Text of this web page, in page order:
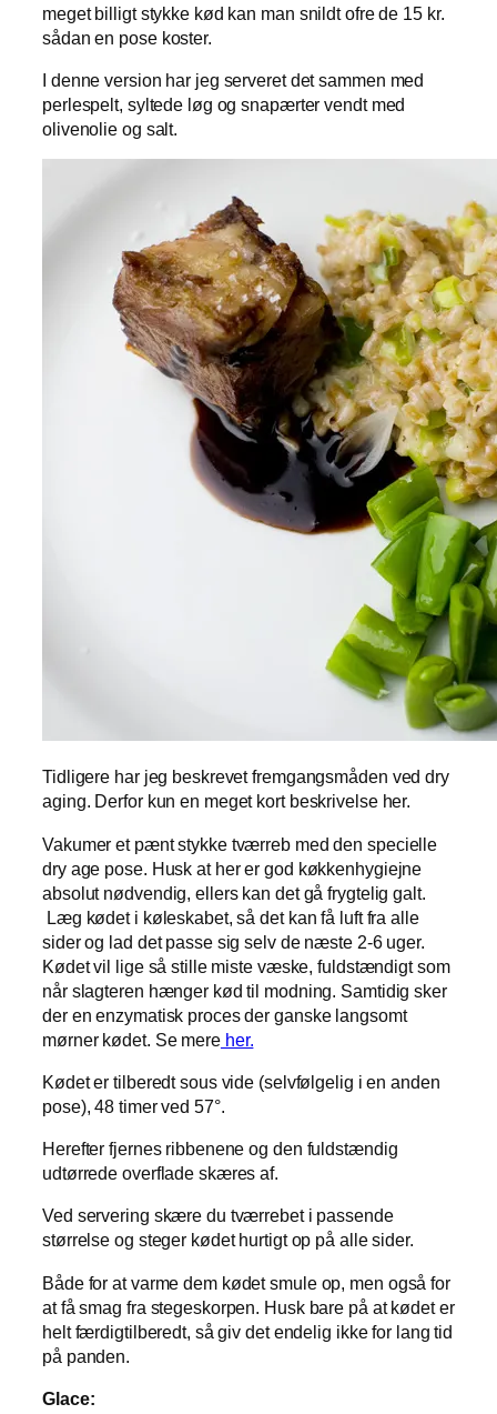
meget billigt stykke kød kan man snildt ofre de 15 kr.
sådan en pose koster.
I denne version har jeg serveret det sammen med
perlespelt, syltede løg og snapærter vendt med
olivenolie og salt.
Tidligere har jeg beskrevet fremgangsmåden ved dry
aging. Derfor kun en meget kort beskrivelse her.
Vakumer et pænt stykke tværreb med den specielle
dry age pose. Husk at her er god køkkenhygiejne
absolut nødvendig, ellers kan det gå frygtelig galt.
Læg kødet i køleskabet, så det kan få luft fra alle
sider og lad det passe sig selv de næste 2-6 uger.
Kødet vil lige så stille miste væske, fuldstændigt som
når slagteren hænger kød til modning. Samtidig sker
der en enzymatisk proces der ganske langsomt
mørner kødet. Se mereher.
Kødet er tilberedt sous vide (selvfølgelig i en anden
pose), 48 timer ved 57°.
Herefter fjernes ribbenene og den fuldstændig
udtørrede overflade skæres af.
Ved servering skære du tværrebet i passende
størrelse og steger kødet hurtigt op på alle sider.
Både for at varme dem kødet smule op, men også for
at få smag fra stegeskorpen. Husk bare på at kødet er
helt færdigtilberedt, så giv det endelig ikke for lang tid
på panden.
Glace: